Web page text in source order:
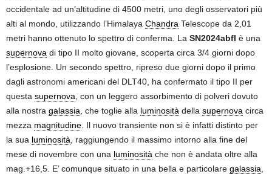
occidentale ad un’altitudine di 4500 metri, uno degli osservatori più
alti al mondo, utilizzando l’Himalaya Chandra Telescope da 2,01
metri hanno ottenuto lo spettro di conferma. La SN2024abfl è una
supernova di tipo II molto giovane, scoperta circa 3/4 giorni dopo
l’esplosione. Un secondo spettro, ripreso due giorni dopo il primo
dagli astronomi americani del DLT40, ha confermato il tipo II per
questa supernova , con un leggero assorbimento di polveri dovuto
alla nostra galassia , che toglie alla luminosità della supernova circa
mezza magnitudine . Il nuovo transiente non si è infatti distinto per
la sua luminosità , raggiungendo il massimo intorno alla fine del
mese di novembre con una luminosità che non è andata oltre alla
mag.+16,5. E’ comunque situato in una bella e particolare galassia